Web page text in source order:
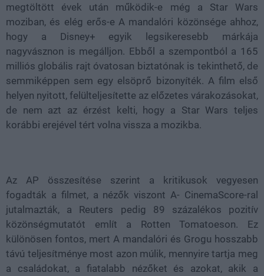
megtöltött évek után működik-e még a Star Wars
moziban, és elég erős-e A mandalóri közönsége ahhoz,
hogy a Disney+ egyik legsikeresebb márkája
nagyvásznon is megálljon. Ebből a szempontból a 165
milliós globális rajt óvatosan biztatónak is tekinthető, de
semmiképpen sem egy elsöprő bizonyíték. A film első
helyen nyitott, felülteljesítette az előzetes várakozásokat,
de nem azt az érzést kelti, hogy a Star Wars teljes
korábbi erejével tért volna vissza a mozikba.
Az AP összesítése szerint a kritikusok vegyesen
fogadták a filmet, a nézők viszont A- CinemaScore-ral
jutalmazták, a Reuters pedig 89 százalékos pozitív
közönségmutatót említ a Rotten Tomatoeson. Ez
különösen fontos, mert A mandalóri és Grogu hosszabb
távú teljesítménye most azon múlik, mennyire tartja meg
a családokat, a fiatalabb nézőket és azokat, akik a